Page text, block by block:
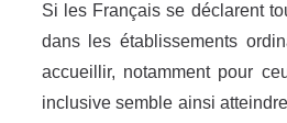
Si les Français se déclarent
dans les établissements
accueillir, notamment pour
inclusive semble ainsi